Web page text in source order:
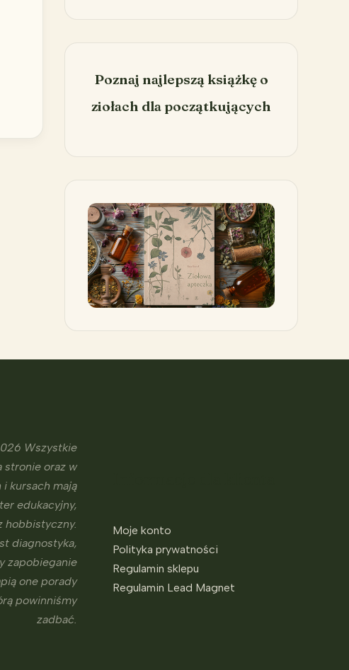
Poznaj najlepszą książkę o
ziołach dla początkujących
Wszystkie
stronie oraz w
i kursach mają
edukacyjny,
hobbistyczny.
diagnostyka,
zapobieganie
one porady
powinniśmy
zadbać.
Moje konto
Polityka prywatności
Regulamin sklepu
Regulamin Lead Magnet